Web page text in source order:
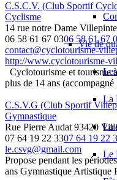
Vie de
La
La
Le
C.S.C.V. (Club Sportif
Cyclisme
14 rue notre Dame Villepinte
06 58 61 67 0306 58 61 67
contact@cyclotourisme-
http://www.cyclotourisme-
Cyclotourisme et tourisme
plus de 14 ans (accompagné
C.S.V.G (Club Sportif
Gymnastique
Rue Pierre Audat 93420
07 64 19 22 3307 64 19 22
le.csvg@gmail.com
Propose pendant les
ans Gymnastique Artistique